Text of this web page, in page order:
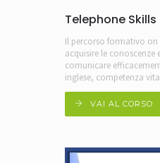
Telephone Skills
Il percorso formativo on
acquisire le conoscenze
comunicare
inglese, competenza
VAI AL CORSO